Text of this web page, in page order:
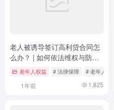
老人被诱导签订高利贷合同怎
么办？ | 如何依法维权与防范
高利贷陷阱
老年人权益 # 法律保障 # 老年人维权
1年前 1,825